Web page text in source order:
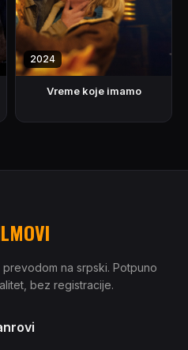
2024
Vreme koje imamo
na srpski. Potpuno
bez registracije.